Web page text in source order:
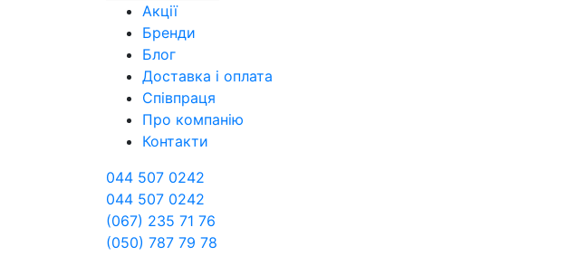
Акції
Бренди
Блог
Доставка і оплата
Співпраця
Про компанію
Контакти
044 507 0242
044 507 0242
(067) 235 71 76
(050) 787 79 78